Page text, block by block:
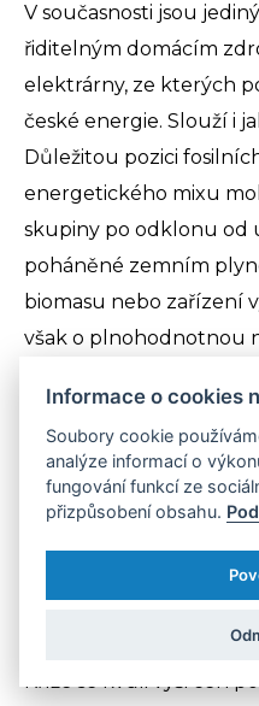
V současnosti jsou
řiditelným domácím
elektrárny, ze kterých
české energie. Slouží i
Důležitou pozici
energetického mixu
skupiny po odklonu od
poháněné zemním
biomasu nebo zařízení
však o plnohodnotnou
závislé na počasí
uhlí či plynu, nikoliv
dodává Sáričková
elektřiny v Česku,
2030. Podle mluvčího
Kříže se kvůli výši cen
Informace o cookies
Soubory cookie
analýze informací o
fungování funkcí ze
přizpůsobení obsahu.